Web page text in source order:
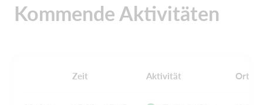
Kommende Aktivitäten
Zeit Aktivität Ort